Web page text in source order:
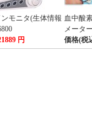
モニタ(生体情報
円
血中酸
メータ
価格(税